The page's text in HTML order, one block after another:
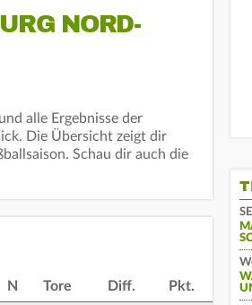
NORD-W
alle Ergebnisse der
Die Übersicht zeigt dir
Schau dir auch die
N Tore Diff. Pkt.